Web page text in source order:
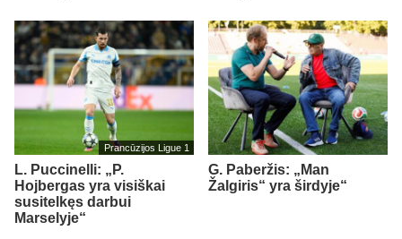
Prancūzijos Ligue 1
L. Puccinelli: „P.
Hojbergas yra visiškai
susitelkęs darbui
Marselyje“
G. Paberžis: „Man
Žalgiris“ yra širdyje“